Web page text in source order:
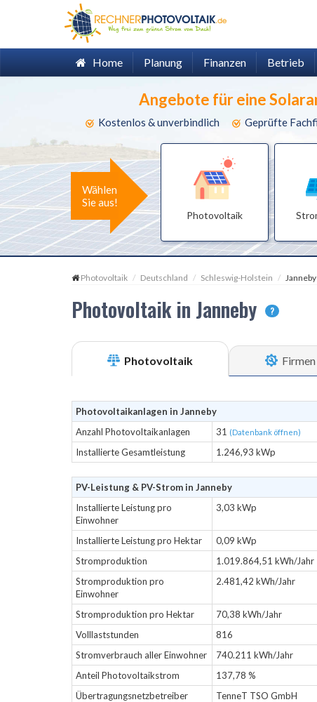
Home Planung Finanzen Betrieb
Angebote für eine
Kostenlos & unverbindlich Geprüfte
Wählen
Sie aus!
Photovoltaik
Photovoltaik Deutschland Schleswig-Holstein Janneby
Photovoltaik in Janneby ?
Photovoltaik Firmen
Photovoltaikanlagen in Janneby
Anzahl Photovoltaikanlagen
31 (Datenbank öffnen)
Installierte Gesamtleistung 1.246,93 kWp
PV-Leistung & PV-Strom in Janneby
Installierte Leistung pro
Einwohner
3,03 kWp
Installierte Leistung pro Hektar
0,09 kWp
Stromproduktion
1.019.864,51 kWh/Jahr
Stromproduktion pro
Einwohner
2.481,42 kWh/Jahr
Stromproduktion pro Hektar
70,38 kWh/Jahr
Volllaststunden
816
Stromverbrauch aller Einwohner
740.211 kWh/Jahr
Anteil Photovoltaikstrom
137,78 %
Übertragungsnetzbetreiber
TenneT TSO GmbH